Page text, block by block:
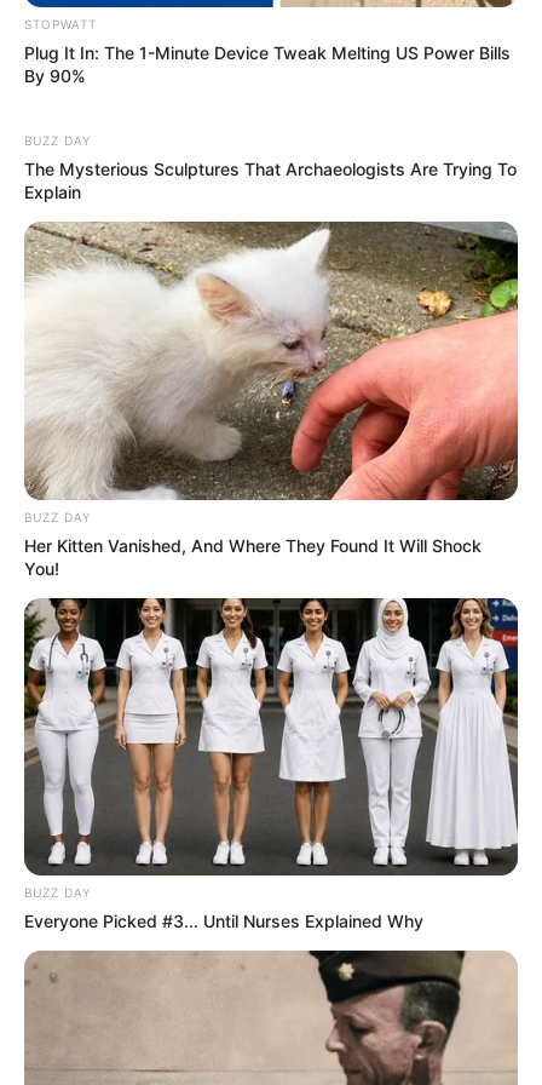
5 AI Side Hustles Tested For 3 Months. Here Are
The Real Results
Remember Albert? You Better Sit Down Before You
See Him Today
BUZZ DAY
Watch This Parrot Belt Out A Pitch-Perfect
Beyonce Song
BUZZ DAY
STOPWATT
Plug It In: The 1-Minute Device Tweak Melting US Power Bills
By 90%
BUZZ DAY
The Mysterious Sculptures That Archaeologists Are Trying To
Explain
BUZZ DAY
Her Kitten Vanished, And Where They Found It Will Shock
You!
BUZZ DAY
Everyone Picked #3... Until Nurses Explained Why